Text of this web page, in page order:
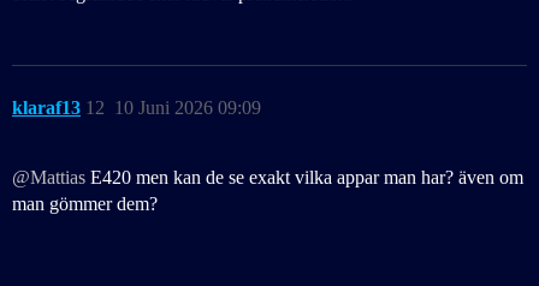
klaraf13 10 Juni 2026 09:09
12
@Mattias E420 men kan de se exakt vilka appar man har? även om
man gömmer dem?